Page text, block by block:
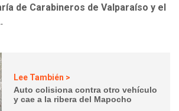
de Carabineros de Valparaíso y el
Lee También >
Auto colisiona contra otro vehículo
y cae a la ribera del Mapocho